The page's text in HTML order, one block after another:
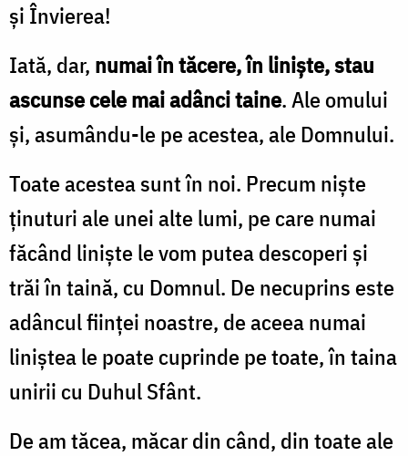
și Învierea!
Iată, dar, numai în tăcere, în liniște, stau
ascunse cele mai adânci taine. Ale omului
și, asumându-le pe acestea, ale Domnului.
Toate acestea sunt în noi. Precum niște
ținuturi ale unei alte lumi, pe care numai
făcând liniște le vom putea descoperi și
trăi în taină, cu Domnul. De necuprins este
adâncul ființei noastre, de aceea numai
liniștea le poate cuprinde pe toate, în taina
unirii cu Duhul Sfânt.
De am tăcea, măcar din când, din toate ale